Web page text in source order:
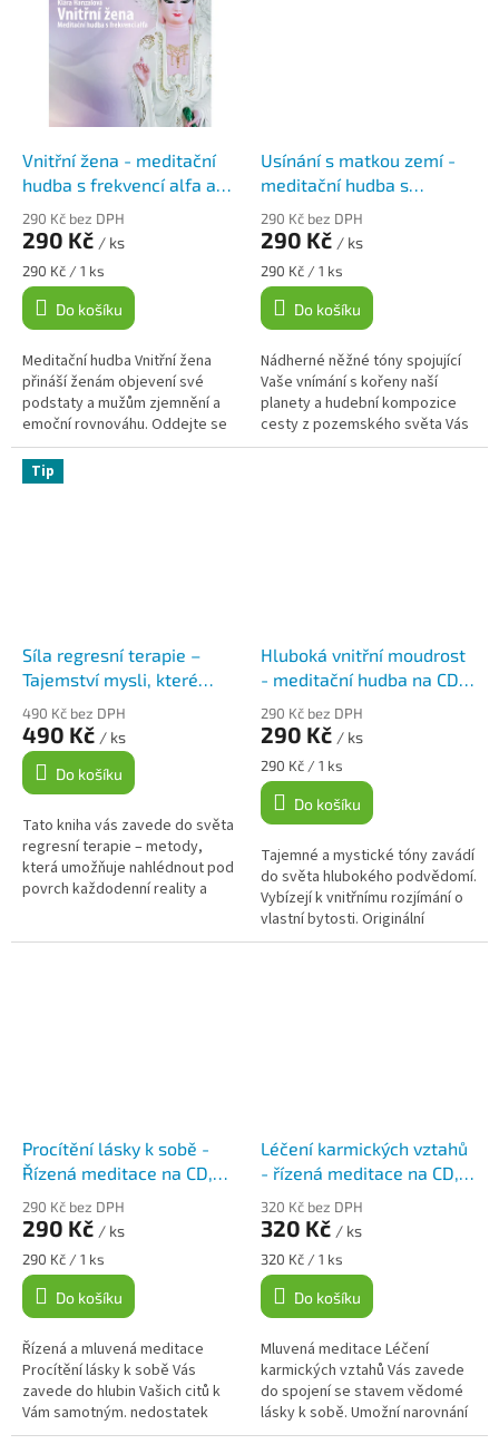
Vnitřní žena - meditační
hudba s frekvencí alfa a
Hanzalová
290 Kč bez DPH
290 Kč / ks
Měrná
cena:
290 Kč / 1 ks
Do košíku
Meditační hudba Vnitřní žena
přináší ženám objevení své
podstaty a mužům zjemnění a
emoční rovnováhu. Oddejte se
léčivým zvukům hudby, která
probouzí ženský princip.
Podprahové...
Usínání s matkou zemí -
meditační hudba s
CD, Klára Hanzalová
290 Kč bez DPH
290 Kč / ks
Měrná
cena:
290 Kč / 1 ks
Do košíku
Nádherné něžné tóny spojující
Vaše vnímání s kořeny naší
planety a hudební kompozice
cesty z pozemského světa Vás
zavede do hluboce relaxačního
Tip
Síla regresní terapie –
Tajemství mysli, které
490 Kč bez DPH
490 Kč / ks
Do košíku
Tato kniha vás zavede do světa
regresní terapie – metody,
která umožňuje nahlédnout pod
povrch každodenní reality a
Hluboká vnitřní moudrost
- meditační hudba na CD,
290 Kč bez DPH
290 Kč / ks
Měrná
cena:
290 Kč / 1 ks
Do košíku
Tajemné a mystické tóny zavádí
do světa hlubokého podvědomí.
Vybízejí k vnitřnímu rozjímání o
vlastní bytosti. Originální
koncepce jednotlivých skladeb
Procítění lásky k sobě -
Řízená meditace na CD,
Klára Hanzalová
290 Kč bez DPH
290 Kč / ks
Měrná
cena:
290 Kč / 1 ks
Do košíku
Řízená a mluvená meditace
Procítění lásky k sobě Vás
zavede do hlubin Vašich citů k
Vám samotným. nedostatek
sebeláska, sebeúcta a
Léčení karmických vztahů
- řízená meditace na CD,
Klára Hanzalová
320 Kč bez DPH
320 Kč / ks
Měrná
cena:
320 Kč / 1 ks
Do košíku
Mluvená meditace Léčení
karmických vztahů Vás zavede
do spojení se stavem vědomé
lásky k sobě. Umožní narovnání
starých křivd, nesrovnalostí a